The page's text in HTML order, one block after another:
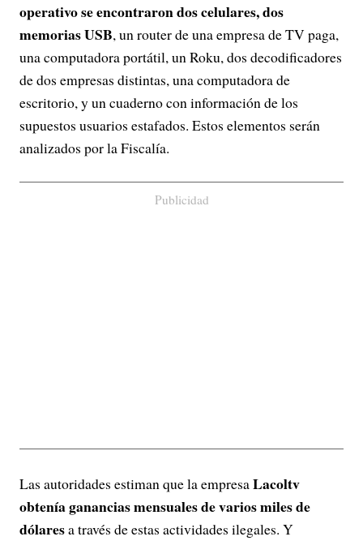
operativo se encontraron dos celulares, dos
memorias USB, un router de una empresa de TV paga,
una computadora portátil, un Roku, dos decodificadores
de dos empresas distintas, una computadora de
escritorio, y un cuaderno con información de los
supuestos usuarios estafados. Estos elementos serán
analizados por la Fiscalía.
Publicidad
Las autoridades estiman que la empresaLacoltv
obtenía ganancias mensuales de varios miles de
dólaresa través de estas actividades ilegales. Y